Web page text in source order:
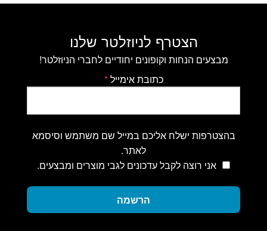
הצטרף לניוזלטר שלנו
מבצעים הנחות וקופונים יחודיים לחברי הניוזלטר!
כתובת אימייל*
בהצטרפות ישלח אליכם במייל שם משתמש וסיסמא
לאתר.
אני רוצה לקבל עדכונים לגבי מוצרים ומבצעים.
הרשמה